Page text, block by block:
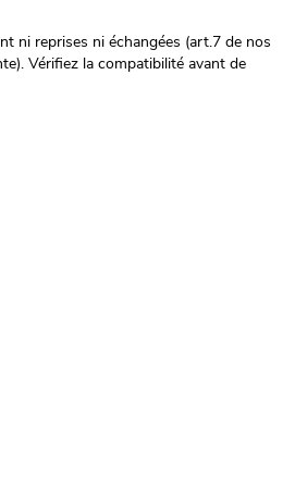
ni reprises ni échangées (art.7 de nos
Vérifiez la compatibilité avant de